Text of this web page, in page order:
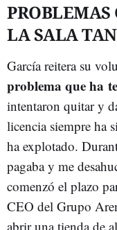
LA SALA
García reitera su
problema que ha
intentaron quitar y
licencia siempre ha
ha explotado.
pagaba y me
comenzó el plazo
CEO del Grupo
abrir una tienda de